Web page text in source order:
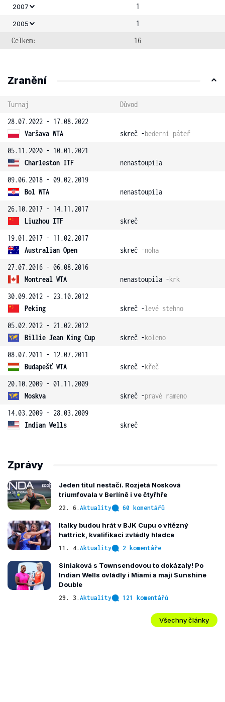
2007 1
2005
1
Celkem:
16
Zranění
Turnaj
Důvod
28.07.2022 - 17.08.2022
Varšava WTA
skreč -bederní páteř
05.11.2020 - 10.01.2021
Charleston ITF
nenastoupila
09.06.2018 - 09.02.2019
Bol WTA
nenastoupila
26.10.2017 - 14.11.2017
Liuzhou ITF
skreč
19.01.2017 - 11.02.2017
Australian Open
skreč -noha
27.07.2016 - 06.08.2016
Montreal WTA
nenastoupila -krk
30.09.2012 - 23.10.2012
Peking
skreč -levé stehno
05.02.2012 - 21.02.2012
Billie Jean King Cup
skreč -koleno
08.07.2011 - 12.07.2011
Budapešť WTA
skreč -křeč
20.10.2009 - 01.11.2009
Moskva
skreč -pravé rameno
14.03.2009 - 28.03.2009
Indian Wells
skreč
Zprávy
Jeden titul nestačí. Rozjetá Nosková
triumfovala v Berlíně i ve čtyřhře
22. 6. Aktuality 60 komentářů
Italky budou hrát v BJK Cupu o vítězný
hattrick, kvalifikaci zvládly hladce
11. 4. Aktuality 2 komentáře
Siniaková s Townsendovou to dokázaly! Po
Indian Wells ovládly i Miami a mají Sunshine
Double
29. 3. Aktuality 121 komentářů
Všechny články